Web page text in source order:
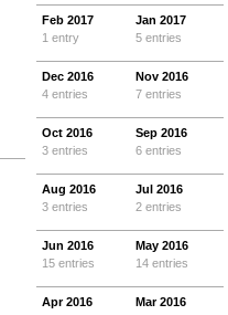
Feb 2017
1 entry
Jan 2017
5 entries
Dec 2016
4 entries
Nov 2016
7 entries
Oct 2016
3 entries
Sep 2016
6 entries
Aug 2016
3 entries
Jul 2016
2 entries
Jun 2016
15 entries
May 2016
14 entries
Apr2016
Mar2016